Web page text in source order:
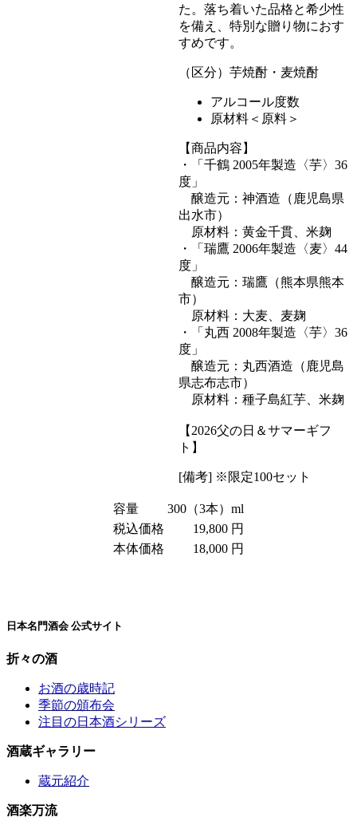
た。落ち着いた品格と希少性
を備え、特別な贈り物におす
すめです。
（区分）芋焼酎・麦焼酎
アルコール度数
原材料＜原料＞
【商品内容】
・「千鶴 2005年製造〈芋〉36
度」
醸造元：神酒造（鹿児島県
出水市）
原材料：黄金千貫、米麹
・「瑞鷹 2006年製造〈麦〉44
度」
醸造元：瑞鷹（熊本県熊本
市）
原材料：大麦、麦麹
・「丸西 2008年製造〈芋〉36
度」
醸造元：丸西酒造（鹿児島
県志布志市）
原材料：種子島紅芋、米麹
【2026父の日＆サマーギフ
ト】
[備考] ※限定100セット
容量
300（3本）ml
税込価格
19,800 円
本体価格
18,000 円
日本名門酒会 公式サイト
折々の酒
お酒の歳時記
季節の頒布会
注目の日本酒シリーズ
酒蔵ギャラリー
蔵元紹介
酒楽万流